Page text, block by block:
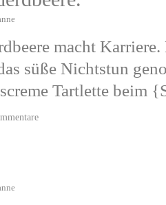
macht
süße Nichtstun
Tartlette beim